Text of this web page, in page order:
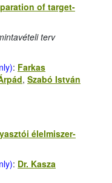
of target-
terv
: Farkas
, Szabó István
élelmiszer-
: Dr. Kasza